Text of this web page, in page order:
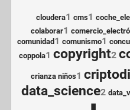
cloudera1 cms1
colaborar1
comunidad 1 comunismo1
coppola1 copyright2
crianza niños1
data_science2